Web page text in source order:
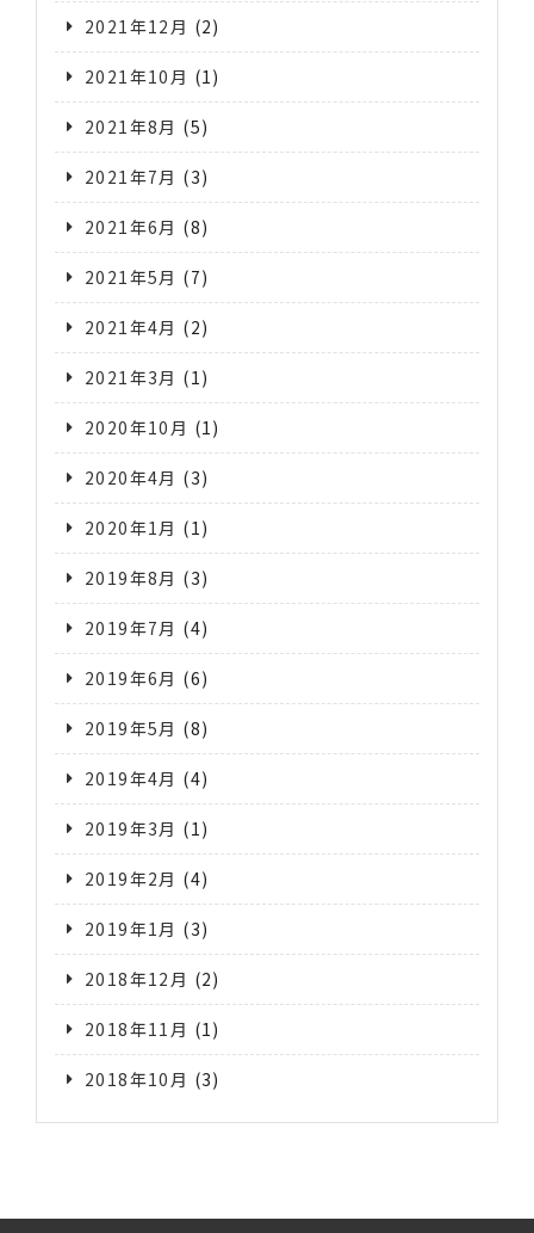
2021年12月 (2)
2021年10月 (1)
2021年8月 (5)
2021年7月 (3)
2021年6月 (8)
2021年5月 (7)
2021年4月 (2)
2021年3月 (1)
2020年10月 (1)
2020年4月 (3)
2020年1月 (1)
2019年8月 (3)
2019年7月 (4)
2019年6月 (6)
2019年5月 (8)
2019年4月 (4)
2019年3月 (1)
2019年2月 (4)
2019年1月 (3)
2018年12月 (2)
2018年11月 (1)
2018年10月 (3)